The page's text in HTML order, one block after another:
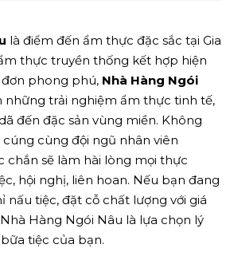
là điểm đến ẩm thực đặc sắc tại Gia
thực truyền thống kết hợp hiện
phong phú, Nhà Hàng Ngói
những trải nghiệm ẩm thực tinh tế,
đến đặc sản vùng miền. Không
cùng đội ngũ nhân viên
chắn sẽ làm hài lòng mọi thực
hội nghị, liên hoan. Nếu bạn đang
tiệc, đặt cỗ chất lượng với giá
Hàng Ngói Nâu là lựa chọn lý
tiệc của bạn.